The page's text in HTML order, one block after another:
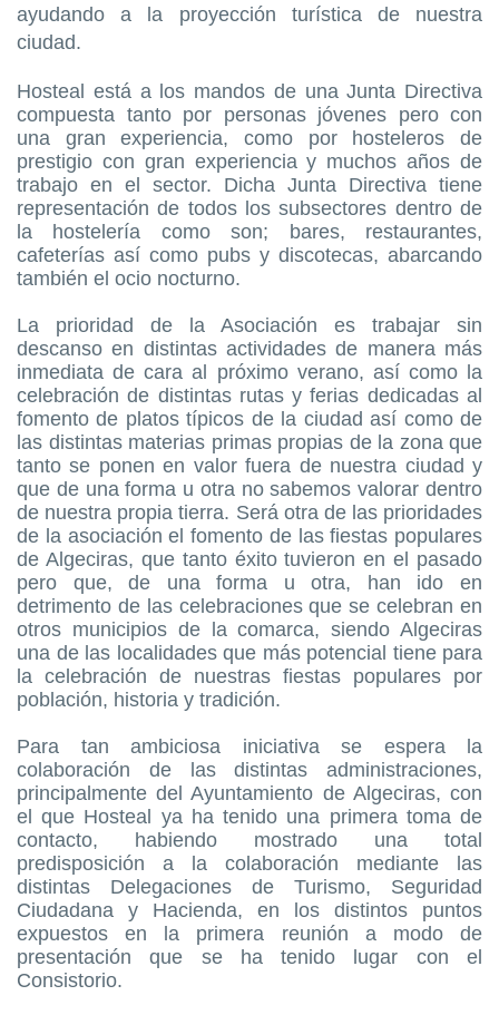
ayudando a la proyección turística de nuestra
ciudad.
Hosteal está a los mandos de una Junta Directiva
compuesta tanto por personas jóvenes pero con
una gran experiencia, como por hosteleros de
prestigio con gran experiencia y muchos años de
trabajo en el sector. Dicha Junta Directiva tiene
representación de todos los subsectores dentro de
la hostelería como son; bares, restaurantes,
cafeterías así como pubs y discotecas, abarcando
también el ocio nocturno.
La prioridad de la Asociación es trabajar sin
descanso en distintas actividades de manera más
inmediata de cara al próximo verano, así como la
celebración de distintas rutas y ferias dedicadas al
fomento de platos típicos de la ciudad así como de
las distintas materias primas propias de la zona que
tanto se ponen en valor fuera de nuestra ciudad y
que de una forma u otra no sabemos valorar dentro
de nuestra propia tierra. Será otra de las prioridades
de la asociación el fomento de las fiestas populares
de Algeciras, que tanto éxito tuvieron en el pasado
pero que, de una forma u otra, han ido en
detrimento de las celebraciones que se celebran en
otros municipios de la comarca, siendo Algeciras
una de las localidades que más potencial tiene para
la celebración de nuestras fiestas populares por
población, historia y tradición.
Para tan ambiciosa iniciativa se espera la
colaboración de las distintas administraciones,
principalmente del Ayuntamiento de Algeciras, con
el que Hosteal ya ha tenido una primera toma de
contacto, habiendo mostrado una total
predisposición a la colaboración mediante las
distintas Delegaciones de Turismo, Seguridad
Ciudadana y Hacienda, en los distintos puntos
expuestos en la primera reunión a modo de
presentación que se ha tenido lugar con el
Consistorio.